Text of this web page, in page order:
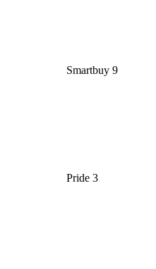
Smartbuy 9
Pride 3